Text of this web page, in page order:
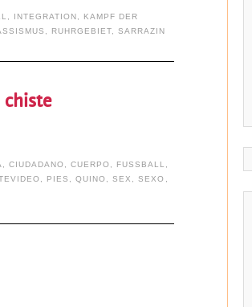
INTEGRATION
KAMPF DER
RUHRGEBIET ,SARRAZIN
CIUDADANO ,CUERPO FUSSBALL
PIES ,QUINO ,SEX ,SEXO